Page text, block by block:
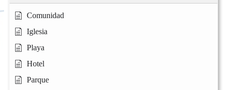
Comunidad
Iglesia
Playa
Hotel
Parque